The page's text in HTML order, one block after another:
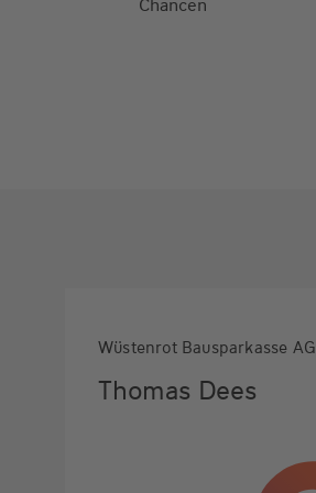
Chancen
Wüstenrot Bausparkasse AG
Thomas Dees